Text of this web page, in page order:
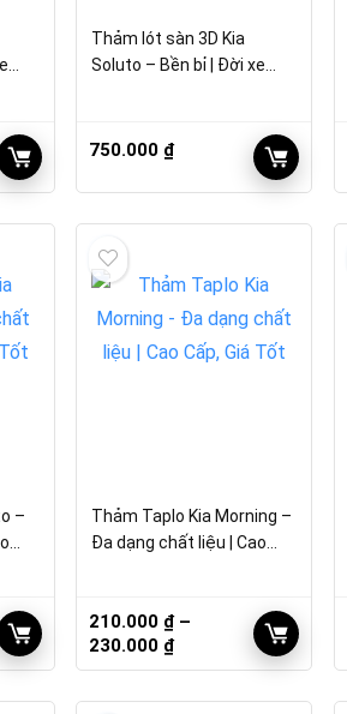
Thảm lót sàn 3D Kia
Soluto – Bền bỉ | Đời xe
750.000 ₫
–
Thảm Taplo Kia Morning –
Đa dạng chất liệu | Cao
210.000 ₫ –
230.000 ₫Khoảng
giá: